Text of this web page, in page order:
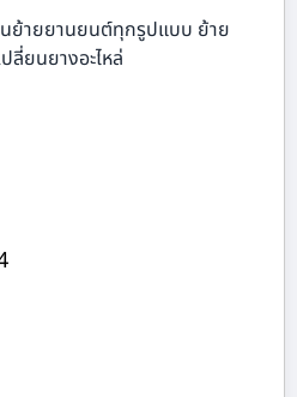
ย้ายยานยนต์ทุกรูปแบบ ย้าย
ลี่ยนยางอะไหล่